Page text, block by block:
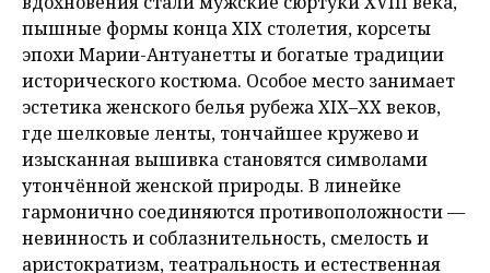
пышные формы конца XIX столетия, корсеты
эпохи Марии-Антуанетты и богатые традиции
исторического костюма. Особое место занимает
эстетика женского белья рубежа XIX–XX веков,
где шелковые ленты, тончайшее кружево и
изысканная вышивка становятся символами
утончённой женской природы. В линейке
гармонично соединяются противоположности —
невинность и соблазнительность, смелость и
аристократизм, театральность и естественная